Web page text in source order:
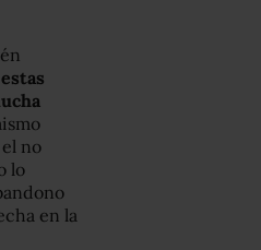
estas
no
lo
en la